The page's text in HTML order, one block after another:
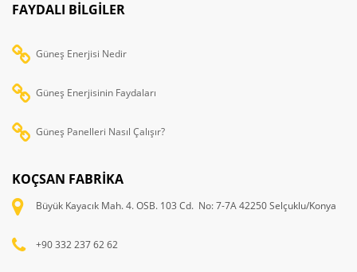
FAYDALI BILGILER
Güneş Enerjisi Nedir
Güneş Enerjisinin Faydaları
Güneş Panelleri Nasıl Çalışır?
KOÇSAN FABRİKA
Büyük Kayacık Mah. 4. OSB. 103 Cd. No: 7-7A 42250 Selçuklu/Konya
+90 332 237 62 62